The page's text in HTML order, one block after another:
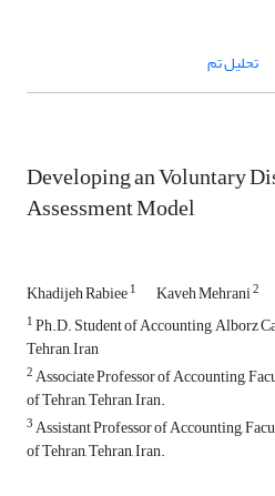
تحلیل تم
Developing an Voluntary
Assessment Model
Khadijeh Rabiee1 Kaveh Mehrani2
1Ph.D. Student of Accounting, Alborz
Tehran, Iran
2Associate Professor of Accounting,
of Tehran, Tehran, Iran.
3Assistant Professor of Accounting,
of Tehran, Tehran, Iran.